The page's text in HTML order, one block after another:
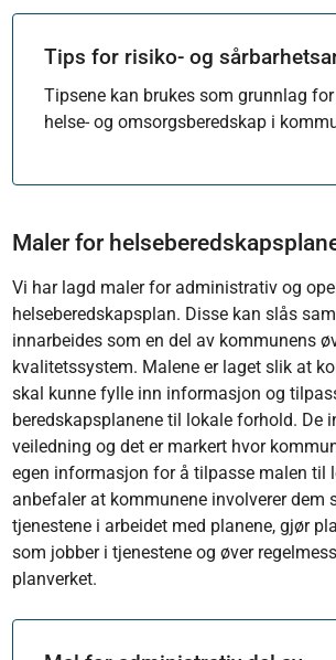
Tips for risiko- og
Tipsene kan brukes som grunnlag
helse- og omsorgsberedskap i
Maler for
Vi har lagd maler for administrativ og
helseberedskapsplan. Disse kan slås
innarbeides som en del av kommunens
kvalitetssystem. Malene er laget slik at
skal kunne fylle inn informasjon og
beredskapsplanene til lokale forhold. De
veiledning og det er markert hvor
egen informasjon for å tilpasse malen til
anbefaler at kommunene involverer dem
tjenestene i arbeidet med planene, gjør
som jobber i tjenestene og øver
planverket.